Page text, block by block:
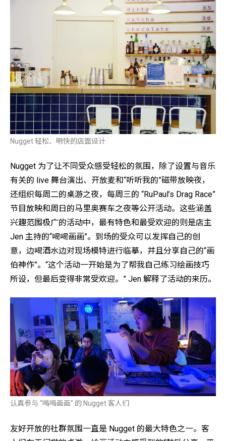
Nugget 轻松、明快的店面设计
Nugget 为了让不同受众感受轻松的氛围，除了设置与音乐
有关的 live 舞台演出、开放麦和“听听我的”磁带放映夜，
还组织每周二的桌游之夜，每周三的 “RuPaul’s Drag Race”
节目放映和周日的马里奥赛车之夜等公开活动。这些涵盖
兴趣范围极广的活动中，最有特色和最受欢迎的则是店主
Jen 主持的“喝喝画画”。到场的受众可以发挥自己的创
意，边喝酒水边对现场模特进行临摹，并且分享自己的“画
伯神作”。“这个活动一开始是为了帮我自己练习绘画技巧
所设，但最后变得非常受欢迎。” Jen 解释了活动的来历。
认真参与 “喝喝画画” 的 Nugget 客人们
友好开放的社群氛围一直是 Nugget 的最大特色之一。客